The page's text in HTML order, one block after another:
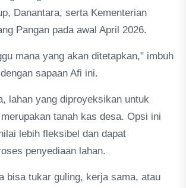
Danantara, serta Kementerian
Pangan pada awal April 2026.
mana yang akan ditetapkan," imbuh
sapaan Afi ini.
lahan yang diproyeksikan untuk
tanah kas desa. Opsi ini
lebih fleksibel dan dapat
penyediaan lahan.
bisa tukar guling, kerja sama, atau